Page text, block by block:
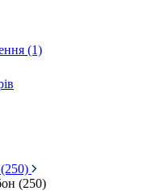
(1)
(250)